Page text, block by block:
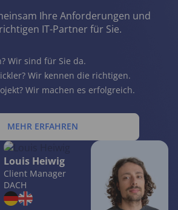
Louis Heiwig
Client Manager
DACH
Ihre Anforderungen und
IT-Partner für Sie.
Wir sind für Sie da.
Wir kennen die richtigen.
Wir machen es erfolgreich.
TERMIN BUCHEN
MEHR ERFAHREN